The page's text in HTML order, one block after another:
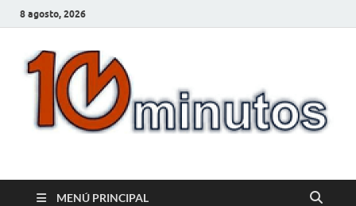
8 agosto, 2026
10minutos.com.uy
MENÚ PRINCIPAL